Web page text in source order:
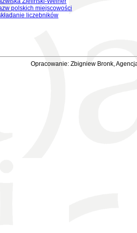
polskich miejscowości
liczebników
Opracowanie: Zbigniew Bronk,